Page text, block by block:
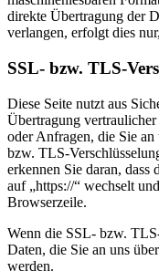
direkte Übertragung der
verlangen, erfolgt dies
SSL- bzw. TLS-
Diese Seite nutzt aus
Übertragung
oder Anfragen, die Sie an
bzw. TLS-
erkennen Sie daran, dass
auf „https://“ wechselt
Browserzeile.
Wenn die SSL- bzw.
Daten, die Sie an uns
werden.